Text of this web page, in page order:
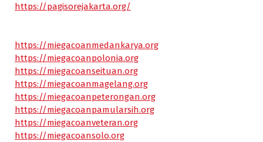
https://pagisorejakarta.org/
https://miegacoanmedankarya.org
https://miegacoanpolonia.org
https://miegacoanseituan.org
https://miegacoanmagelang.org
https://miegacoanpeterongan.org
https://miegacoanpamularsih.org
https://miegacoanveteran.org
https://miegacoansolo.org